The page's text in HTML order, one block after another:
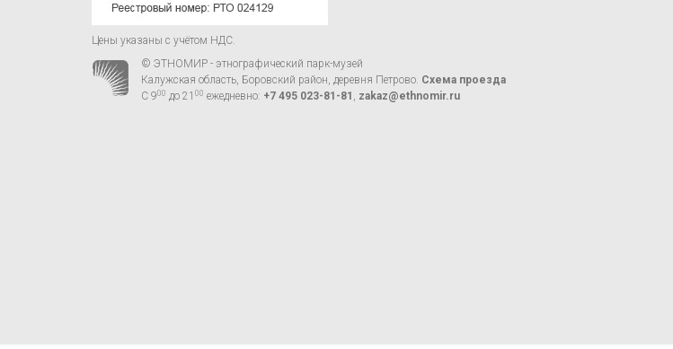
Цены указаны с учётом НДС.
© ЭТНОМИР - этнографический парк-музей
Калужская область, Боровский район, деревня Петрово. Схема проезда
С 900 до 21 00 ежедневно: +7 495 023-81-81 , zakaz@ethnomir.ru